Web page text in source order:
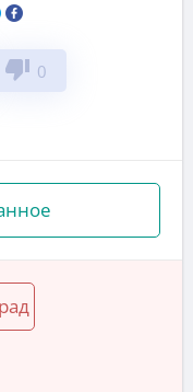
thumb_down 0